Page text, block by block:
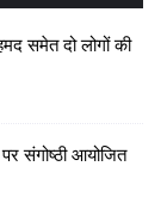
समेत दो लोगों की
संगोष्ठी आयोजित